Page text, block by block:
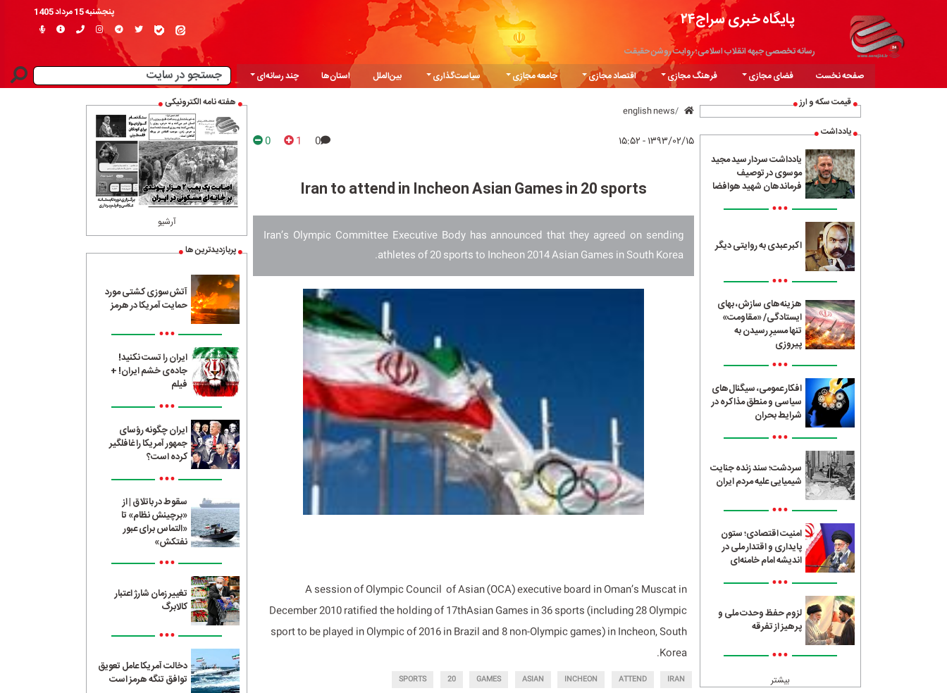
پایگاه خبری سراج۲۴
رسانه تخصصی جبهه انقلاب اسلامی؛ روایت روشن حقیقت
پنجشنبه 15 مرداد 1405
صفحه نخست فضای مجازی فرهنگ مجازی اقتصاد مجازی جامعه مجازی سیاست‌گذاری بین‌الملل استان‌ها
چند رسانه‌ای
قیمت سکه و ارز
یادداشت
یادداشت سردار سید مجید
موسوی در توصیف
فرماندهان شهید هوافضا
•••
اکبر عبدی به روایتی دیگر
•••
هزینه‌های سازش، بهای
ایستادگی/ «مقاومت»
تنها مسیرِ رسیدن به
پیروزی
•••
افکار عمومی، سیگنال‌های
سیاسی و منطق مذاکره در
شرایط بحران
•••
سردشت؛ سند زنده جنایت
شیمیایی علیه مردم ایران
•••
امنیت اقتصادی؛ ستون
پایداری و اقتدار ملی در
اندیشه امام خامنه‌ای
•••
لزوم حفظ وحدت ملی و
پرهیز از تفرقه
•••
بیشتر
english news
۱۳۹۳/۰۲/۱۵ - ۱۵:۵۲ 0
1
0
Iran to attend in Incheon Asian Games in 20 sports
Iran’s Olympic Committee Executive Body has announced that they agreed on sending
athletes of 20 sports to Incheon 2014 Asian Games in South Korea.
A session of Olympic Council of Asian (OCA) executive board in Oman’s Muscat in
December 2010 ratified the holding of 17thAsian Games in 36 sports (including 28 Olympic
sport to be played in Olympic of 2016 in Brazil and 8 non-Olympic games) in Incheon, South
Korea.
IRAN
ATTEND
INCHEON
ASIAN
GAMES
20
SPORTS
هفته نامه الکترونیکی
آرشیو
پربازدیدترین ها
آتش‌سوزی کشتی مورد
حمایت آمریکا در هرمز
•••
ایران را تست نکنید!
جاده‌ی خشم ایران! +
فیلم
•••
ایران چگونه رؤسای
جمهور آمریکا را غافلگیر
کرده است؟
•••
سقوط در باتلاق | از
«برچینش نظام» تا
«التماس برای عبور
نفتکش»
•••
تغییر زمان شارژ اعتبار
کالابرگ
•••
دخالت آمریکا عامل تعویق
توافق تنگه هرمز است